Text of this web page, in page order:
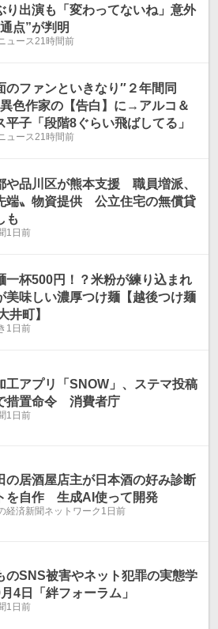
り出演も「変わってないね」意外
点”が判明
ュース 21時間前
のファンといきなり″２年間同
色作家の【告白】に→アルコ＆
平子「段階8ぐらい飛ばしてる」
ュース 21時間前
や品川区が熊本支援 職員増派、
端〟物資提供 公立住宅の無償貸
も
1日前
一杯500円！？米粉が練り込まれ
美味しい濃厚つけ麺【越後つけ麺
井町】
1日前
工アプリ「SNOW」、ステマ投稿
措置命令 消費者庁
1日前
の居酒屋店主が日本酒の好み診断
を自作 生成AI使って開発
経済新聞ネットワーク 1日前
のSNS被害やネット犯罪の実態学
4日「絆フォーラム」
1日前